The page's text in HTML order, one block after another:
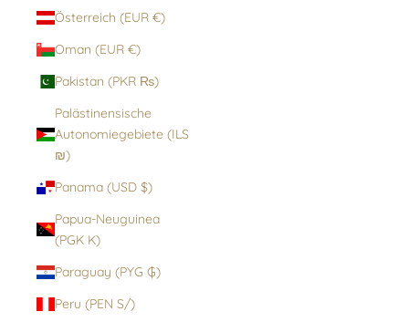
Österreich (EUR €)
Oman (EUR €)
Pakistan (PKR ₨)
Palästinensische
Autonomiegebiete (ILS
₪)
Panama (USD $)
Papua-Neuguinea
(PGK K)
Paraguay (PYG ₲)
Peru (PEN S/)